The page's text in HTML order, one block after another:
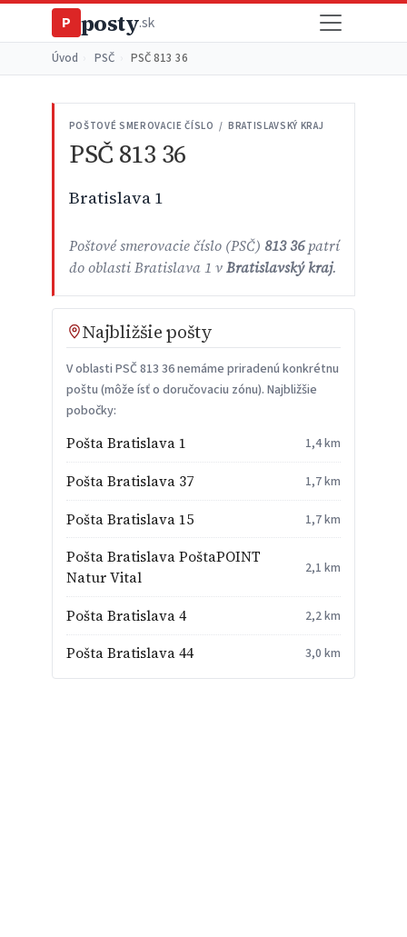
P posty.sk
Úvod PSČ PSČ 813 36
POŠTOVÉ SMEROVACIE ČÍSLO / BRATISLAVSKÝ KRAJ
PSČ 813 36
Bratislava 1
Poštové smerovacie číslo (PSČ) 813 36patrí
do oblasti Bratislava 1 vBratislavský kraj.
Najbližšie pošty
V oblasti PSČ 813 36 nemáme priradenú konkrétnu
poštu (môže ísť o doručovaciu zónu). Najbližšie
pobočky:
Pošta Bratislava 1 1,4 km
Pošta Bratislava 37 1,7 km
Pošta Bratislava 15 1,7 km
Pošta Bratislava PoštaPOINT
Natur Vital
2,1 km
Pošta Bratislava 4 2,2 km
Pošta Bratislava 44 3,0 km